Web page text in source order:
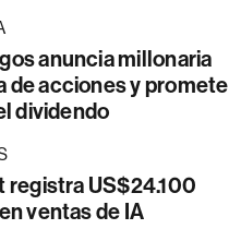
anuncia millonaria
de acciones y promete
dividendo
registra US$24.100
ventas de IA